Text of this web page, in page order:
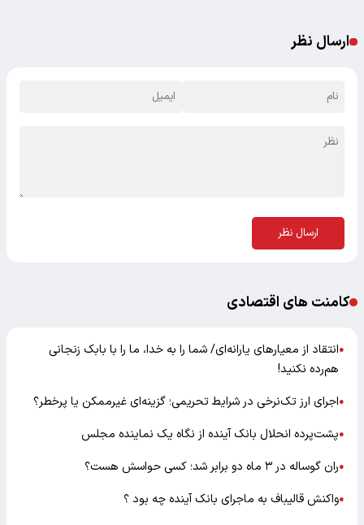
ارسال نظر
ارسال نظر
کامنت های اقتصادی
●انتقاد از معیارهای یارانه‌ای/ شما را به خدا، ما را با بابک زنجانی
هم‌رده نکنید!
●اجرای ارز تک‌نرخی در شرایط تحریمی؛ گزینه‌ای غیرممکن یا پرخطر؟
●پشت‌پرده انحلال بانک آینده از نگاه یک نماینده مجلس
●ران گوساله در ۳ ماه دو برابر شد؛ کسی حواسش هست؟
●واکنش قالیباف به ماجرای بانک آینده چه بود ؟